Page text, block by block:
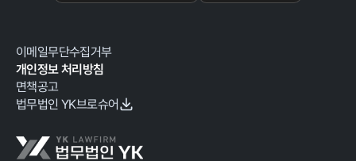
이메일무단수집거부
개인정보 처리방침
면책공고
법무법인 YK브로슈어